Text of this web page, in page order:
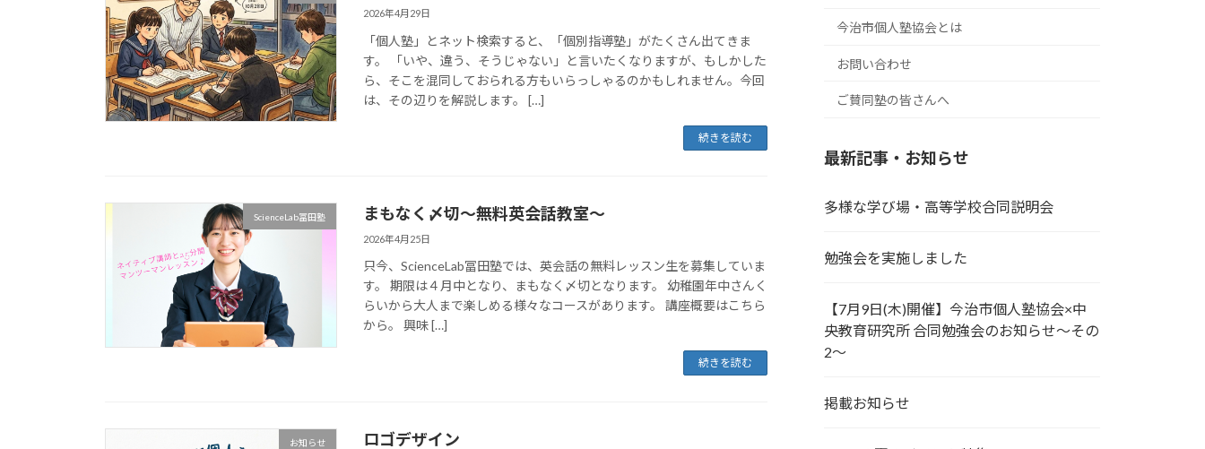
2026年4月29日
「個人塾」とネット検索すると、「個別指導塾」がたくさん出てきま
す。 「いや、違う、そうじゃない」と言いたくなりますが、もしかした
ら、そこを混同しておられる方もいらっしゃるのかもしれません。今回
は、その辺りを解説します。 […]
続きを読む
ScienceLab冨田塾 まもなく〆切～無料英会話教室～
2026年4月25日
只今、ScienceLab冨田塾では、英会話の無料レッスン生を募集していま
す。 期限は４月中となり、まもなく〆切となります。 幼稚園年中さんく
らいから大人まで楽しめる様々なコースがあります。 講座概要はこちら
から。 興味 […]
続きを読む
お知らせ ロゴデザイン
今治市個人塾協会とは
お問い合わせ
ご賛同塾の皆さんへ
最新記事・お知らせ
多様な学び場・高等学校合同説明会
勉強会を実施しました
【7月9日(木)開催】今治市個人塾協会×中
央教育研究所 合同勉強会のお知らせ～その
2～
掲載お知らせ